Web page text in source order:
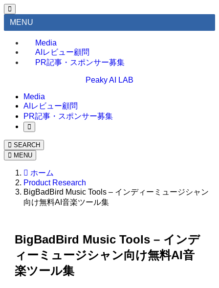
MENU
Media
AIレビュー顧問
PR記事・スポンサー募集
Peaky AI LAB
Media
AIレビュー顧問
PR記事・スポンサー募集
SEARCH
MENU
ホーム
Product Research
BigBadBird Music Tools – インディーミュージシャン
向け無料AI音楽ツール集
BigBadBird Music Tools – インデ
ィーミュージシャン向け無料AI音
楽ツール集